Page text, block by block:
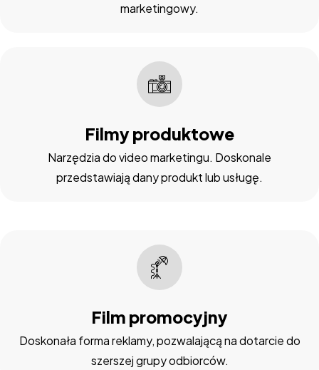
marketingowy.
Filmy produktowe
Narzędzia do video marketingu. Doskonale
przedstawiają dany produkt lub usługę.
Film promocyjny
Doskonała forma reklamy, pozwalającą na dotarcie do
szerszej grupy odbiorców.